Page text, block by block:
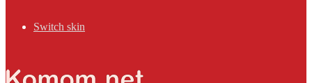
Switch skin